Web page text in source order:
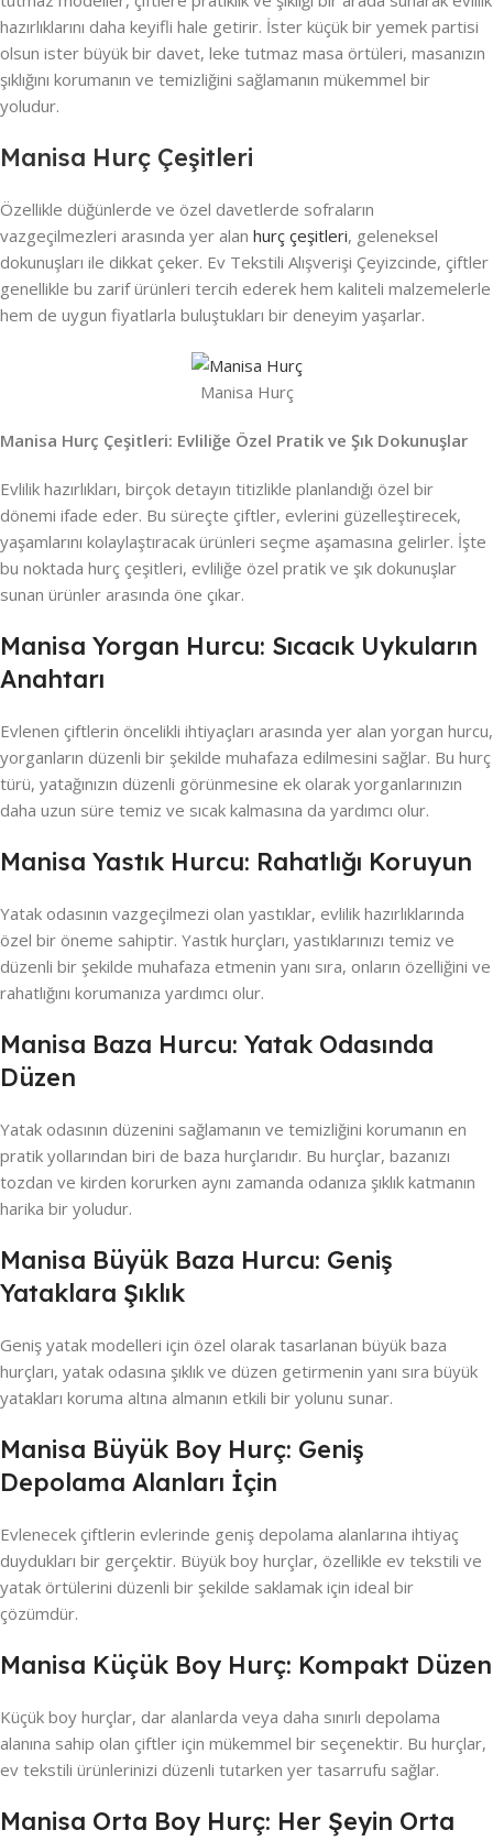
hazırlıklarını daha keyifli hale getirir. İster küçük bir yemek partisi
olsun ister büyük bir davet, leke tutmaz masa örtüleri, masanızın
şıklığını korumanın ve temizliğini sağlamanın mükemmel bir
yoludur.
Manisa Hurç Çeşitleri
Özellikle düğünlerde ve özel davetlerde sofraların
vazgeçilmezleri arasında yer alan hurç çeşitleri, geleneksel
dokunuşları ile dikkat çeker. Ev Tekstili Alışverişi Çeyizcinde, çiftler
genellikle bu zarif ürünleri tercih ederek hem kaliteli malzemelerle
hem de uygun fiyatlarla buluştukları bir deneyim yaşarlar.
Manisa Hurç
Manisa Hurç Çeşitleri: Evliliğe Özel Pratik ve Şık Dokunuşlar
Evlilik hazırlıkları, birçok detayın titizlikle planlandığı özel bir
dönemi ifade eder. Bu süreçte çiftler, evlerini güzelleştirecek,
yaşamlarını kolaylaştıracak ürünleri seçme aşamasına gelirler. İşte
bu noktada hurç çeşitleri, evliliğe özel pratik ve şık dokunuşlar
sunan ürünler arasında öne çıkar.
Manisa Yorgan Hurcu: Sıcacık Uykuların
Anahtarı
Evlenen çiftlerin öncelikli ihtiyaçları arasında yer alan yorgan hurcu,
yorganların düzenli bir şekilde muhafaza edilmesini sağlar. Bu hurç
türü, yatağınızın düzenli görünmesine ek olarak yorganlarınızın
daha uzun süre temiz ve sıcak kalmasına da yardımcı olur.
Manisa Yastık Hurcu: Rahatlığı Koruyun
Yatak odasının vazgeçilmezi olan yastıklar, evlilik hazırlıklarında
özel bir öneme sahiptir. Yastık hurçları, yastıklarınızı temiz ve
düzenli bir şekilde muhafaza etmenin yanı sıra, onların özelliğini ve
rahatlığını korumanıza yardımcı olur.
Manisa Baza Hurcu: Yatak Odasında
Düzen
Yatak odasının düzenini sağlamanın ve temizliğini korumanın en
pratik yollarından biri de baza hurçlarıdır. Bu hurçlar, bazanızı
tozdan ve kirden korurken aynı zamanda odanıza şıklık katmanın
harika bir yoludur.
Manisa Büyük Baza Hurcu: Geniş
Yataklara Şıklık
Geniş yatak modelleri için özel olarak tasarlanan büyük baza
hurçları, yatak odasına şıklık ve düzen getirmenin yanı sıra büyük
yatakları koruma altına almanın etkili bir yolunu sunar.
Manisa Büyük Boy Hurç: Geniş
Depolama Alanları İçin
Evlenecek çiftlerin evlerinde geniş depolama alanlarına ihtiyaç
duydukları bir gerçektir. Büyük boy hurçlar, özellikle ev tekstili ve
yatak örtülerini düzenli bir şekilde saklamak için ideal bir
çözümdür.
Manisa Küçük Boy Hurç: Kompakt Düzen
Küçük boy hurçlar, dar alanlarda veya daha sınırlı depolama
alanına sahip olan çiftler için mükemmel bir seçenektir. Bu hurçlar,
ev tekstili ürünlerinizi düzenli tutarken yer tasarrufu sağlar.
Manisa Orta Boy Hurç: Her Şeyin Orta